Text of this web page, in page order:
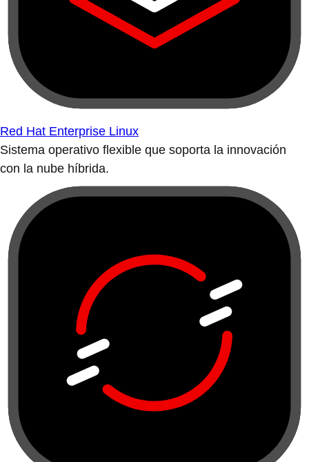
Red Hat Enterprise Linux
Sistema operativo flexible que soporta la innovación
con la nube híbrida.